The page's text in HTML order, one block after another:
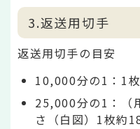
3.返送用切手
返送用切手の目安
10,000分の1：1
25,000分の1：（
さ（白図）1枚約